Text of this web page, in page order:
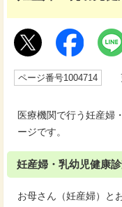
ページ番号1004714
医療機関で行う妊産婦
ージです。
妊産婦・乳幼児健康
お母さん（妊産婦）と